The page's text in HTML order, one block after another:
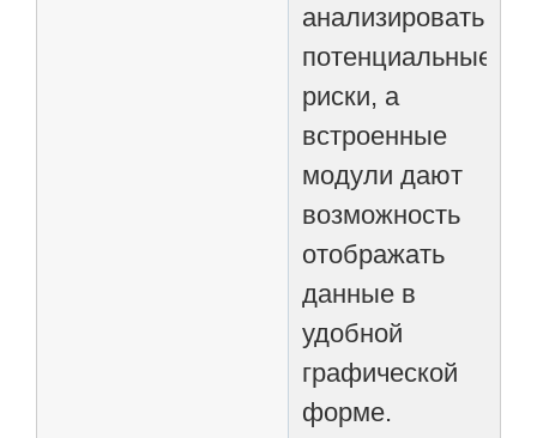
анализировать
потенциальные
риски, а
встроенные
модули дают
возможность
отображать
данные в
удобной
графической
форме.